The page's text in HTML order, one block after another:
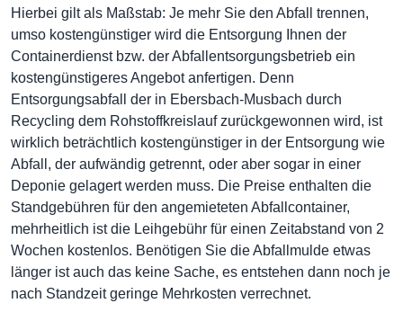
Hierbei gilt als Maßstab: Je mehr Sie den Abfall trennen,
umso kostengünstiger wird die Entsorgung Ihnen der
Containerdienst bzw. der Abfallentsorgungsbetrieb ein
kostengünstigeres Angebot anfertigen. Denn
Entsorgungsabfall der in Ebersbach-Musbach durch
Recycling dem Rohstoffkreislauf zurückgewonnen wird, ist
wirklich beträchtlich kostengünstiger in der Entsorgung wie
Abfall, der aufwändig getrennt, oder aber sogar in einer
Deponie gelagert werden muss. Die Preise enthalten die
Standgebühren für den angemieteten Abfallcontainer,
mehrheitlich ist die Leihgebühr für einen Zeitabstand von 2
Wochen kostenlos. Benötigen Sie die Abfallmulde etwas
länger ist auch das keine Sache, es entstehen dann noch je
nach Standzeit geringe Mehrkosten verrechnet.